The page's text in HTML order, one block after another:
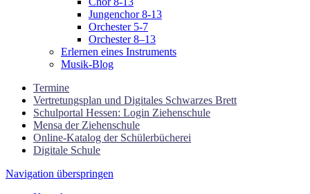
Jungenchor 8-13
Orchester 5-7
Orchester 8–13
Erlernen eines Instruments
Musik-Blog
Termine
Vertretungsplan und Digitales Schwarzes Brett
Schulportal Hessen: Login Ziehenschule
Mensa der Ziehenschule
Online-Katalog der Schülerbücherei
Digitale Schule
Navigation überspringen